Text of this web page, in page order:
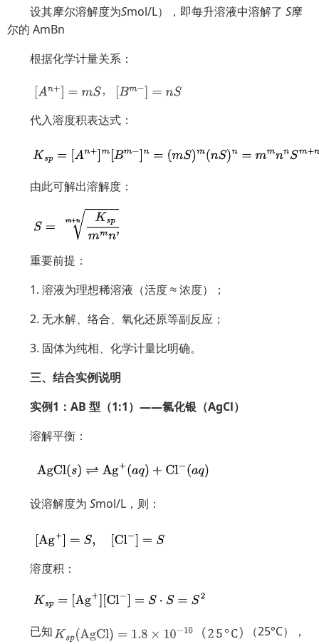
设其摩尔溶解度为Smol/L），即每升溶液中溶解了 S摩
尔的 AmBn
根据化学计量关系：
代入溶度积表达式：
由此可解出溶解度：
重要前提：
1. 溶液为理想稀溶液（活度 ≈ 浓度）；
2. 无水解、络合、氧化还原等副反应；
3. 固体为纯相、化学计量比明确。
三、结合实例说明
实例1：AB 型（1:1）——氯化银（AgCl）
溶解平衡：
设溶解度为 Smol/L，则：
溶度积：
已知
（25°C），